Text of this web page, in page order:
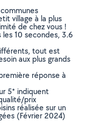
village à la plus
de chez vous !
10 secondes, 3.6
tout est
aux plus grands
réponse à
5* indiquent
prix
réalisée sur un
(Février 2024)